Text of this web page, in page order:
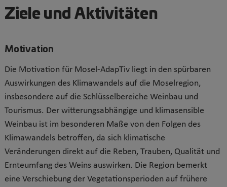
Ziele und Aktivitäten
Motivation
Die Motivation für Mosel-AdapTiv liegt in den spürbaren
Auswirkungen des Klimawandels auf die Moselregion,
insbesondere auf die Schlüsselbereiche Weinbau und
Tourismus. Der witterungsabhängige und klimasensible
Weinbau ist im besonderen Maße von den Folgen des
Klimawandels betroffen, da sich klimatische
Veränderungen direkt auf die Reben, Trauben, Qualität und
Ernteumfang des Weins auswirken. Die Region bemerkt
eine Verschiebung der Vegetationsperioden auf frühere